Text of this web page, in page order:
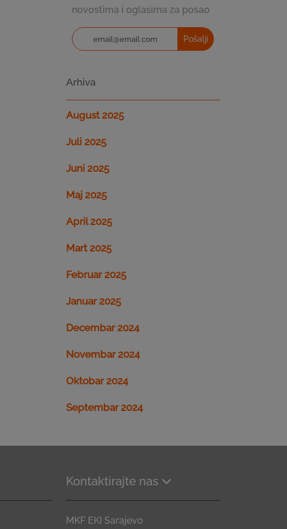
novostima i oglasima za posao
Pošalji
Arhiva
August 2025
Juli 2025
Juni 2025
Maj 2025
April 2025
Mart 2025
Februar 2025
Januar 2025
Decembar 2024
Novembar 2024
Oktobar 2024
Septembar 2024
Kontaktirajte nas
MKF EKI Sarajevo